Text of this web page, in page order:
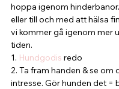
hoppa igenom
eller till och med att hälsa
vi kommer gå igenom mer
tiden.
1. Hundgodis redo
2. Ta fram handen & se om
intresse. Gör hunden det =